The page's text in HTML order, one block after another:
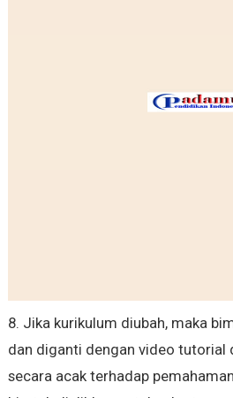
8. Jika kurikulum diubah, maka
dan diganti dengan video tutorial
secara acak terhadap